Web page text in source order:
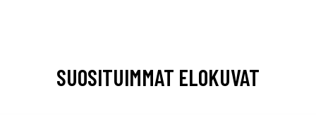
SUOSITUIMMAT ELOKUVAT